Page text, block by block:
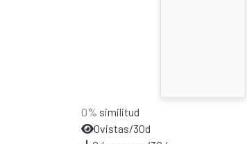
0% similitud
0vistas/30d